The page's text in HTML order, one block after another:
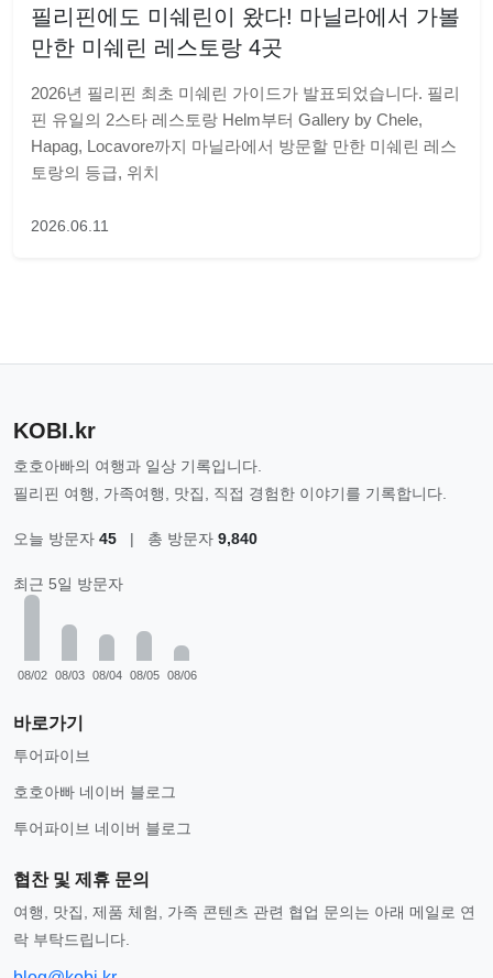
필리핀에도 미쉐린이 왔다! 마닐라에서 가볼
만한 미쉐린 레스토랑 4곳
2026년 필리핀 최초 미쉐린 가이드가 발표되었습니다. 필리
핀 유일의 2스타 레스토랑 Helm부터 Gallery by Chele,
Hapag, Locavore까지 마닐라에서 방문할 만한 미쉐린 레스
토랑의 등급, 위치
2026.06.11
KOBI.kr
호호아빠의 여행과 일상 기록입니다.
필리핀 여행, 가족여행, 맛집, 직접 경험한 이야기를 기록합니다.
오늘 방문자 45 | 총 방문자 9,840
최근 5일 방문자
08/02 08/03 08/04 08/05 08/06
바로가기
투어파이브
호호아빠 네이버 블로그
투어파이브 네이버 블로그
협찬 및 제휴 문의
여행, 맛집, 제품 체험, 가족 콘텐츠 관련 협업 문의는 아래 메일로 연
락 부탁드립니다.